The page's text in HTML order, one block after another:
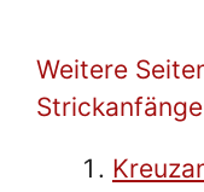
Weitere
Strickanfänge